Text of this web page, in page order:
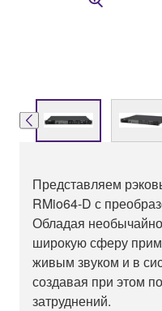
Представляем
RMio64-D с
Обладая
широкую сферу
живым звуком и в
создавая при этом
затруднений.